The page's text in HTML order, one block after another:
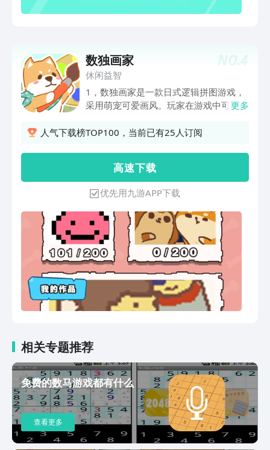
NO.4
数独画家
休闲益智
1，数独画家是一款日式逻辑拼图游戏，
采用萌宠可爱画风。玩家在游戏中可以完
画的快乐。2，游戏有详尽的新手引导，
作品栏中，会看到所有自己完成的像素画
作品。这些作品有各种动物，人物，国内
外名画，建筑。
更多
人气下载榜TOP100，当前已有25人订阅
高 速 下 载
优先用九游APP下载
相关专题推荐
免费的数马游戏都有什么
查看更多